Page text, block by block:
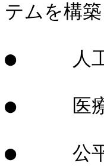
テムを構
●     人工
●     医療
●     公平